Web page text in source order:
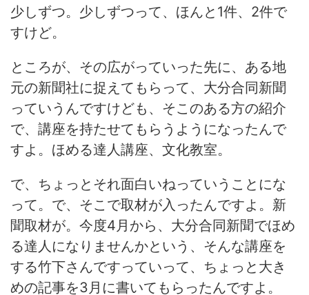
少しずつ。少しずつって、ほんと1件、2件で
すけど。
ところが、その広がっていった先に、ある地
元の新聞社に捉えてもらって、大分合同新聞
っていうんですけども、そこのある方の紹介
で、講座を持たせてもらうようになったんで
すよ。ほめる達人講座、文化教室。
で、ちょっとそれ面白いねっていうことにな
って。で、そこで取材が入ったんですよ。新
聞取材が。今度4月から、大分合同新聞でほめ
る達人になりませんかという、そんな講座を
する竹下さんですっていって、ちょっと大き
めの記事を3月に書いてもらったんですよ。